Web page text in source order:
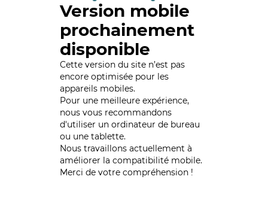
Version mobile
prochainement
disponible
Cette version du site n’est pas
encore optimisée pour les
appareils mobiles.
Pour une meilleure expérience,
nous vous recommandons
d'utiliser un ordinateur de bureau
ou une tablette.
Nous travaillons actuellement à
améliorer la compatibilité mobile.
Merci de votre compréhension !